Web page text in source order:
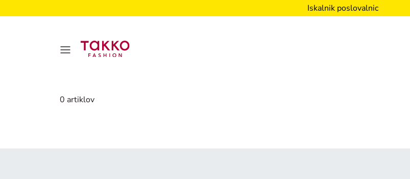
Iskalnik poslovalnic
0 artiklov